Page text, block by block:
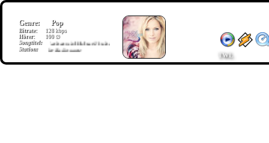
Station: Ihr Radioname
Songtitel: Farbenspiel Helene Fischer
Hörer: 100 ∅
Bitrate: 128 kbps
Genre: Pop
TWL